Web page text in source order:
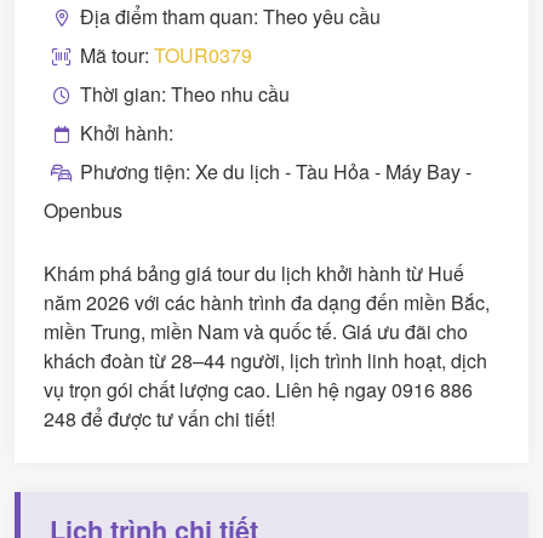
Địa điểm tham quan: Theo yêu cầu
Mã tour: TOUR0379
Thời gian: Theo nhu cầu
Khởi hành:
Phương tiện: Xe du lịch - Tàu Hỏa - Máy Bay -
Openbus
Khám phá bảng giá tour du lịch khởi hành từ Huế
năm 2026 với các hành trình đa dạng đến miền Bắc,
miền Trung, miền Nam và quốc tế. Giá ưu đãi cho
khách đoàn từ 28–44 người, lịch trình linh hoạt, dịch
vụ trọn gói chất lượng cao. Liên hệ ngay 0916 886
248 để được tư vấn chi tiết!